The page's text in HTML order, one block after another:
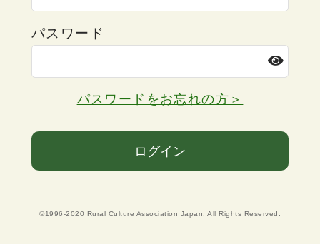
パスワード
パスワードをお忘れの方＞
ログイン
©1996-2020 Rural Culture Association Japan. All Rights Reserved.